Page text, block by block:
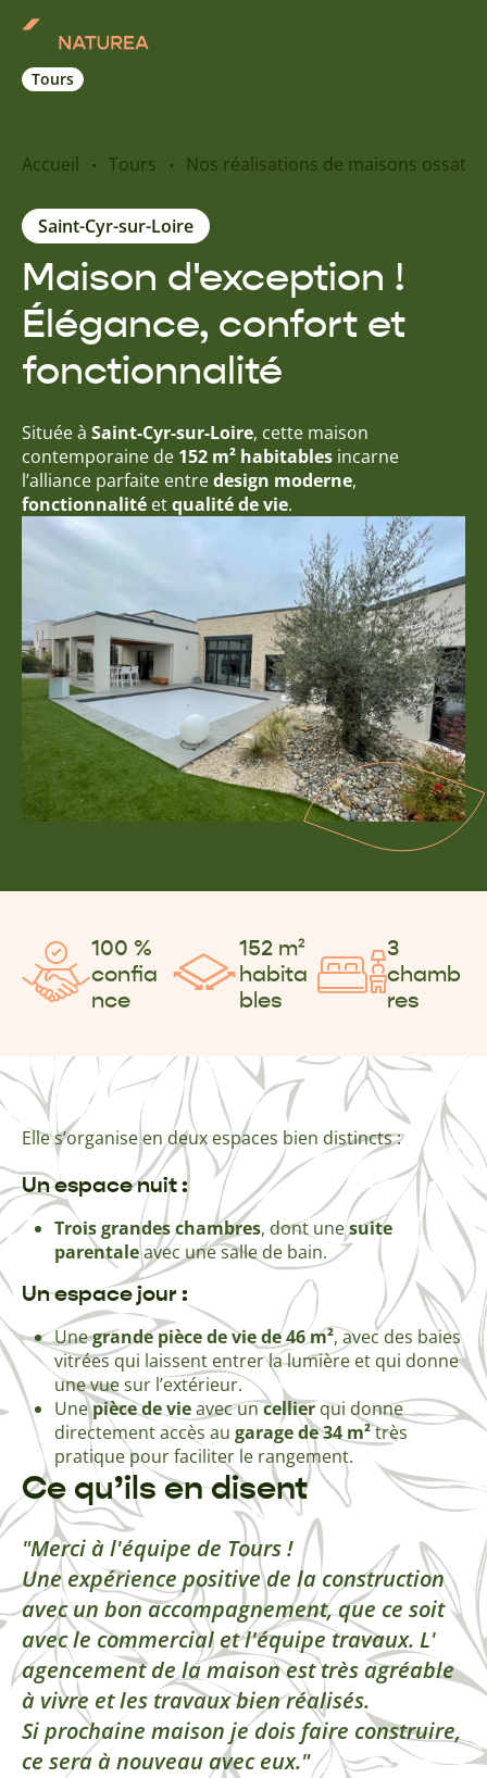
Tours
Nos offres
Prendre RDV
Accueil Tours Nos réalisations de maisons
Maison d'exception !
Élégance, confort et
fonctionnalité
Saint-Cyr-sur-Loire
Située à Saint-Cyr-sur-Loire, cette maison
contemporaine de 152 m² habitables incarne
l’alliance parfaite entredesign moderne,
fonctionnalité etqualité de vie.
100 %
confia
nce
152 m²
habita
bles
3
chamb
res
Elle s’organise en deux espaces bien distincts :
Un espace nuit :
Trois grandes chambres, dont unesuite
parentaleavec une salle de bain.
Un espace jour :
Unegrande pièce de vie de 46 m², avec des baies
vitrées qui laissent entrer la lumière et qui donne
une vue sur l’extérieur.
Unepièce de vieavec uncellierqui donne
directement accès au garage de 34 m²très
pratique pour faciliter le rangement.
Ce qu’ils en disent
Merci à l'équipe de Tours !
Une expérience positive de la construction
avec un bon accompagnement, que ce soit
avec le commercial et l'équipe travaux. L'
agencement de la maison est très agréable
à vivre et les travaux bien réalisés.
Si prochaine maison je dois faire construire,
ce sera à nouveau avec eux.